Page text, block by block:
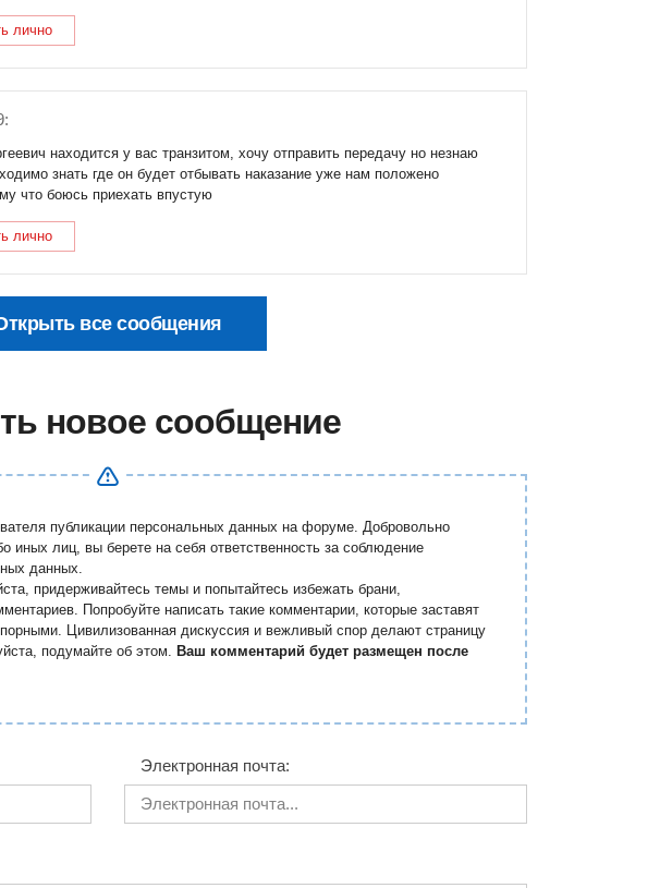
лично
находится у вас транзитом, хочу отправить передачу но незнаю
знать где он будет отбывать наказание уже нам положено
что боюсь приехать впустую
лично
все сообщения
новое сообщение
публикации персональных данных на форуме. Добровольно
лиц, вы берете на себя ответственность за соблюдение
данных.
придерживайтесь темы и попытайтесь избежать брани,
Попробуйте написать такие комментарии, которые заставят
Цивилизованная дискуссия и вежливый спор делают страницу
подумайте об этом. Ваш комментарий будет размещен после
Электронная почта: